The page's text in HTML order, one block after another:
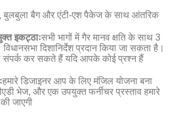
बुलबुला बैग और एंटी-एश पैकेज के साथ आंतरिक
इकट्ठाःसभी भागों में गैर मानव क्षति के साथ 3
दिशानिर्देश प्रदान किया जा सकता है।
कर सकते हैं यदि आपके कोई प्रश्न हैं
हमारे डिजाइनर आप के लिए मंजिल योजना बना
भेज, और एक उपयुक्त फर्नीचर प्रस्ताव हमारे
जाएगी